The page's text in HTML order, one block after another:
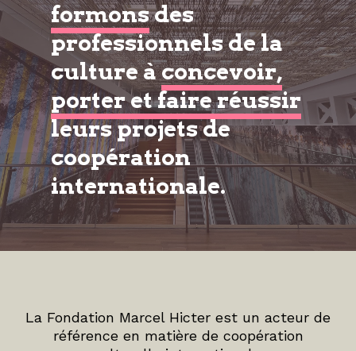
formonsdes
professionnels de la
culture àconcevoir,
porter et faire réussir
leurs projets de
coopération
internationale.
La Fondation Marcel Hicter est un acteur de
référence en matière de coopération